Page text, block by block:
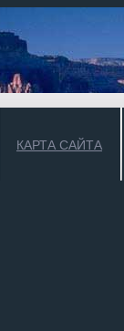
КАРТА САЙТА